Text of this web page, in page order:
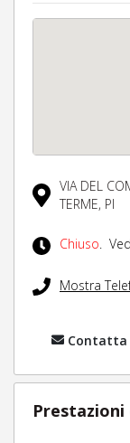
VIA DEL
TERME, PI
Chiuso.
Mostra
Contatta
Prestazioni